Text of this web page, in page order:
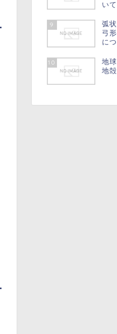
いて
9
弧
弓
に
10
地
地